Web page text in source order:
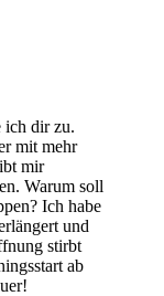
ich dir zu.
mit mehr
mir
Warum soll
Ich habe
und
stirbt
ab